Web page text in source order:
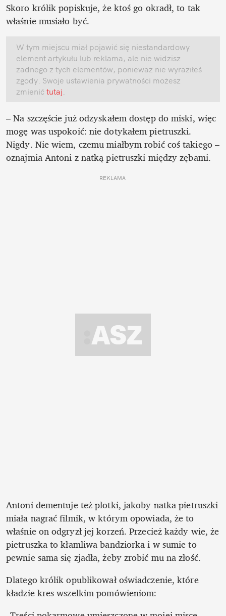
Skoro królik popiskuje, że ktoś go okradł, to tak
właśnie musiało być.
W tym miejscu miał pojawić się niestandardowy
element artykułu lub reklama, ale nie widzisz
żadnego z tych elementów, ponieważ nie wyraziłeś
zgody. Swoje ustawienia prywatności możesz
zmienić tutaj.
– Na szczęście już odzyskałem dostęp do miski, więc
mogę was uspokoić: nie dotykałem pietruszki.
Nigdy. Nie wiem, czemu miałbym robić coś takiego –
oznajmia Antoni z natką pietruszki między zębami.
REKLAMA
Antoni dementuje też plotki, jakoby natka pietruszki
miała nagrać filmik, w którym opowiada, że to
właśnie on odgryzł jej korzeń. Przecież każdy wie, że
pietruszka to kłamliwa bandziorka i w sumie to
pewnie sama się zjadła, żeby zrobić mu na złość.
Dlatego królik opublikował oświadczenie, które
kładzie kres wszelkim pomówieniom: